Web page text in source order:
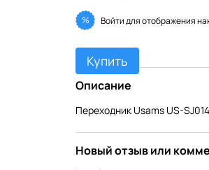
% Войтидля отображения
Купить
Описание
Переходник Usams US-
Новый отзыв или